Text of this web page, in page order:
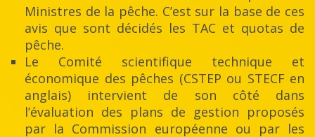
Ministres de la pêche. C’est sur la base de ces
avis que sont décidés les TAC et quotas de
pêche.
Le Comité scientifique technique et
économique des pêches (CSTEP ou STECF en
anglais) intervient de son côté dans
l’évaluation des plans de gestion proposés
par la Commission européenne ou par les